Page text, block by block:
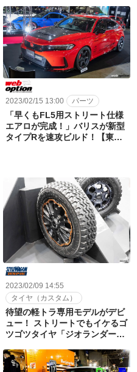
2023/02/15 13:00 パーツ
「早くもFL5用ストリート仕様
エアロが完成！」バリスが新型
タイプRを速攻ビルド！【東京
2023/02/09 14:55
タイヤ（カスタム）
待望の軽トラ専用モデルがデビ
ュー！ ストリートでもイケるゴ
ツゴツタイヤ「ジオランダー」